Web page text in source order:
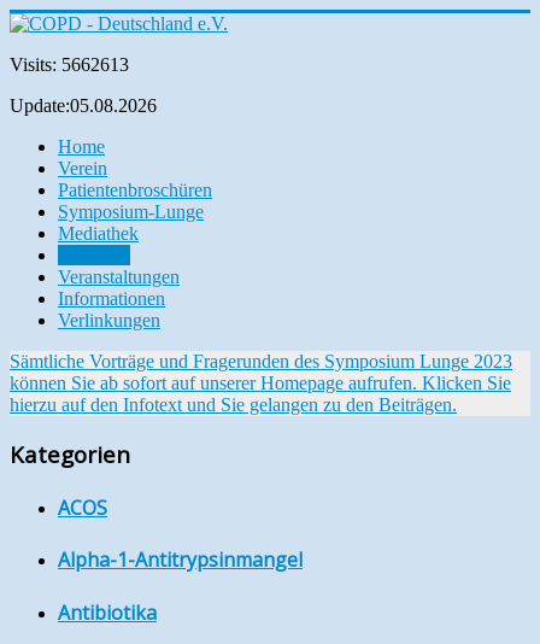
Visits: 5662613
Update:05.08.2026
Home
Verein
Patientenbroschüren
Symposium-Lunge
Mediathek
Veranstaltungen
Informationen
Verlinkungen
Sämtliche Vorträge und Fragerunden des Symposium Lunge 2023
können Sie ab sofort auf unserer Homepage aufrufen. Klicken Sie
hierzu auf den Infotext und Sie gelangen zu den Beiträgen.
Kategorien
ACOS
Alpha-1-Antitrypsinmangel
Antibiotika